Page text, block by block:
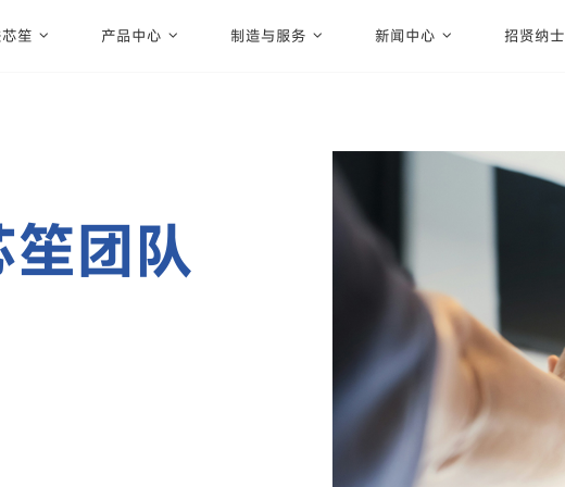
笙 产品中心 制造与服务 新闻中心 招贤纳士
团队